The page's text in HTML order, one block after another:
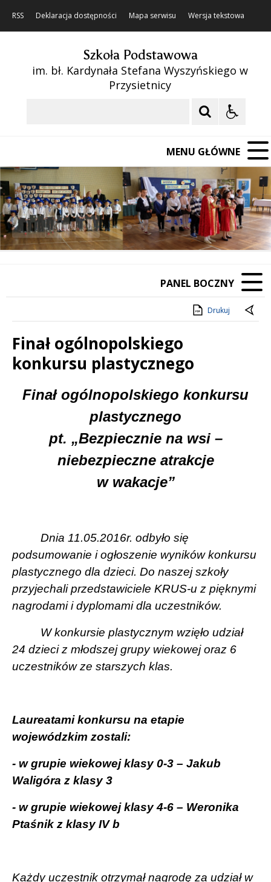
RSS Deklaracja dostępności Mapa serwisu Wersja tekstowa
Szkoła Podstawowa
im. bł. Kardynała Stefana Wyszyńskiego w
Przysietnicy
MENU GŁÓWNE
Poprzedni Element
Następny Element
❚❚
PANEL BOCZNY
Drukuj
Finał ogólnopolskiego
konkursu plastycznego
Treść
Finał ogólnopolskiego konkursu
plastycznego
pt. „Bezpiecznie na wsi –
niebezpieczne atrakcje
w wakacje”
Dnia 11.05.2016r. odbyło się
podsumowanie i ogłoszenie wyników konkursu
plastycznego dla dzieci. Do naszej szkoły
przyjechali przedstawiciele KRUS-u z pięknymi
nagrodami i dyplomami dla uczestników.
W konkursie plastycznym wzięło udział
24 dzieci z młodszej grupy wiekowej oraz 6
uczestników ze starszych klas.
Laureatami konkursu na etapie
wojewódzkim zostali:
- w grupie wiekowej klasy 0-3 – Jakub
Waligóra z klasy 3
- w grupie wiekowej klasy 4-6 – Weronika
Ptaśnik z klasy IV b
Każdy uczestnik otrzymał nagrodę za udział w